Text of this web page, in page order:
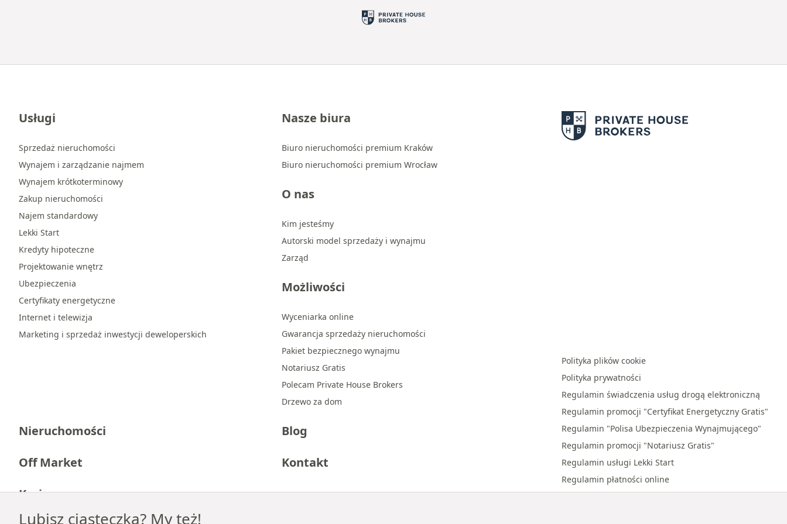
Usługi
Sprzedaż nieruchomości
Wynajem i zarządzanie najmem
Wynajem krótkoterminowy
Zakup nieruchomości
Najem standardowy
Lekki Start
Kredyty hipoteczne
Projektowanie wnętrz
Ubezpieczenia
Certyfikaty energetyczne
Internet i telewizja
Marketing i sprzedaż inwestycji deweloperskich
Nasze biura
Biuro nieruchomości premium Kraków
Biuro nieruchomości premium Wrocław
O nas
Kim jesteśmy
Autorski model sprzedaży i wynajmu
Zarząd
Możliwości
Wyceniarka online
Gwarancja sprzedaży nieruchomości
Pakiet bezpiecznego wynajmu
Notariusz Gratis
Polecam Private House Brokers
Drzewo za dom
Nieruchomości
Off Market
Kariera
Blog
Kontakt
Polityka plików cookie
Polityka prywatności
Regulamin świadczenia usług drogą elektroniczną
Regulamin promocji "Certyfikat Energetyczny Gratis"
Regulamin "Polisa Ubezpieczenia Wynajmującego"
Regulamin promocji "Notariusz Gratis"
Regulamin usługi Lekki Start
Regulamin płatności online
Regulamin promocji "Premia za polecenie"
Lubisz ciasteczka? My też!